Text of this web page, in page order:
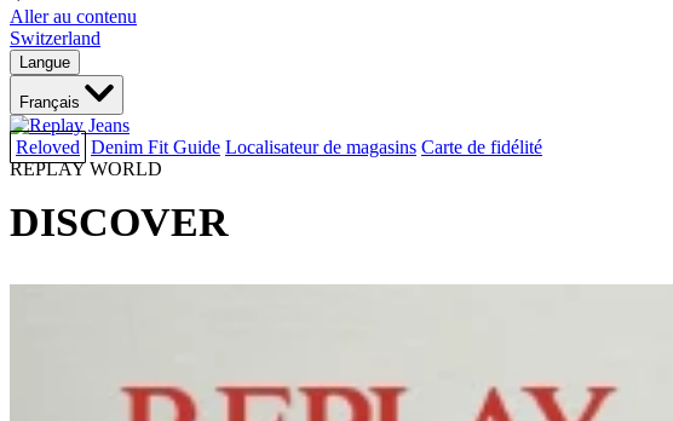
Aller au contenu
Switzerland
Langue
Français
Reloved Denim Fit Guide Localisateur de magasins Carte de fidélité
REPLAY WORLD
DISCOVER